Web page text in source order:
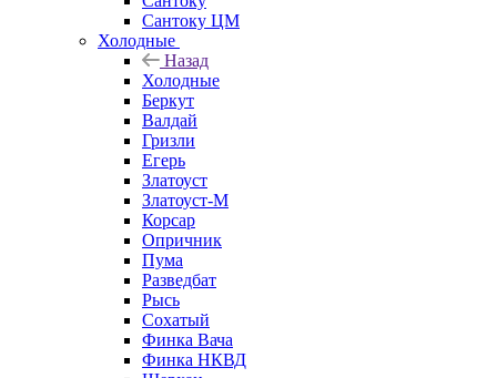
Сантоку ЦМ
Холодные
Назад
Холодные
Беркут
Валдай
Гризли
Егерь
Златоуст
Златоуст-М
Корсар
Опричник
Пума
Разведбат
Рысь
Сохатый
Финка Вача
Финка НКВД